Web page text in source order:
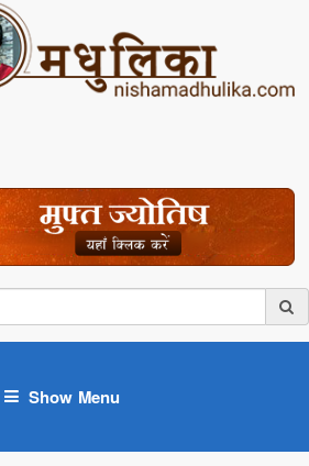
Show Menu